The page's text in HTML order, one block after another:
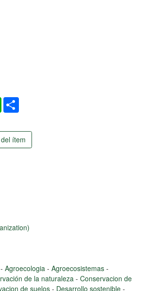
WhatsApp
ítem
- Agroecologia - Agroecosistemas -
de la naturaleza - Conservacion de
de suelos - Desarrollo sostenible -